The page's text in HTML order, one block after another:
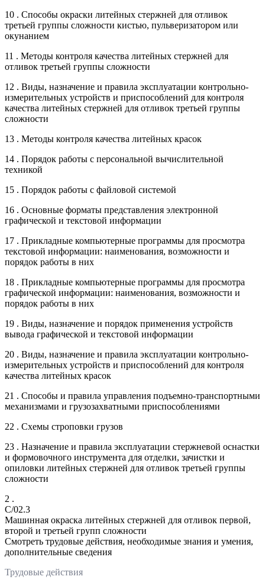
10 . Способы окраски литейных стержней для отливок
третьей группы сложности кистью, пульверизатором или
окунанием
11 . Методы контроля качества литейных стержней для
отливок третьей группы сложности
12 . Виды, назначение и правила эксплуатации контрольно-
измерительных устройств и приспособлений для контроля
качества литейных стержней для отливок третьей группы
сложности
13 . Методы контроля качества литейных красок
14 . Порядок работы с персональной вычислительной
техникой
15 . Порядок работы с файловой системой
16 . Основные форматы представления электронной
графической и текстовой информации
17 . Прикладные компьютерные программы для просмотра
текстовой информации: наименования, возможности и
порядок работы в них
18 . Прикладные компьютерные программы для просмотра
графической информации: наименования, возможности и
порядок работы в них
19 . Виды, назначение и порядок применения устройств
вывода графической и текстовой информации
20 . Виды, назначение и правила эксплуатации контрольно-
измерительных устройств и приспособлений для контроля
качества литейных красок
21 . Способы и правила управления подъемно-транспортными
механизмами и грузозахватными приспособлениями
22 . Схемы строповки грузов
23 . Назначение и правила эксплуатации стержневой оснастки
и формовочного инструмента для отделки, зачистки и
опиловки литейных стержней для отливок третьей группы
сложности
2 .
C/02.3
Машинная окраска литейных стержней для отливок первой,
второй и третьей групп сложности
Смотреть трудовые действия, необходимые знания и умения,
дополнительные сведения
Трудовые действия